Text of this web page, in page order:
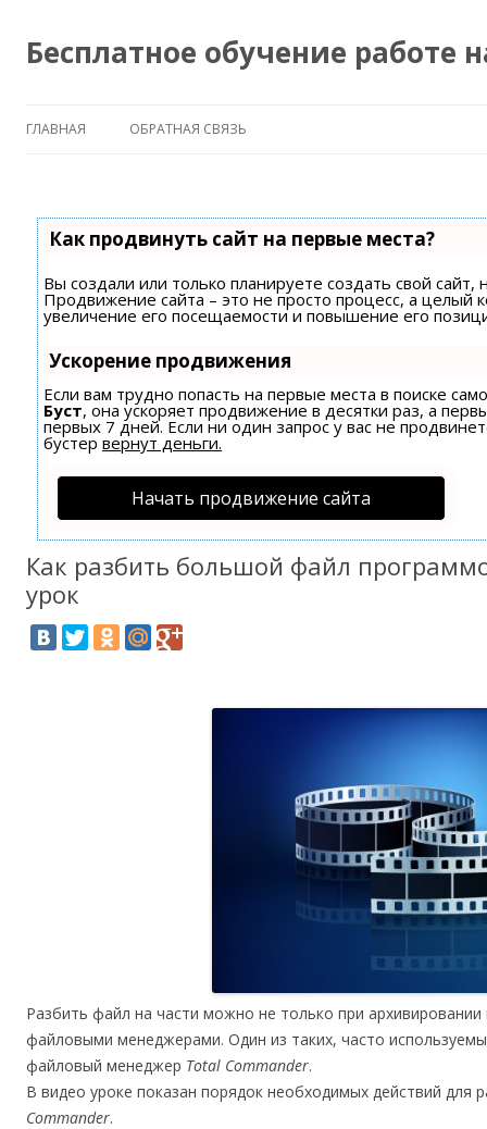
Бесплатное обучение работе
ГЛАВНАЯ ОБРАТНАЯ СВЯЗЬ
Как продвинуть сайт на первые места?
Вы создали или только планируете создать свой сайт,
Продвижение сайта – это не просто процесс, а целый
увеличение его посещаемости и повышение его
Ускорение продвижения
Если вам трудно попасть на первые места в поиске
Буст, она ускоряет продвижение в десятки раз, а
первых 7 дней. Если ни один запрос у вас не
бустер вернут деньги.
Начать продвижение сайта
Как разбить большой файл
урок
Разбить файл на части можно не только при
файловыми менеджерами. Один из таких, часто
файловый менеджер Total Commander.
В видео уроке показан порядок необходимых действий для
Commander.